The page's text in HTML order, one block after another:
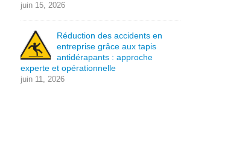
juin 15, 2026
Réduction des accidents en
entreprise grâce aux tapis
antidérapants : approche
experte et opérationnelle
juin 11, 2026